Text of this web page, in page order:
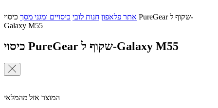
אתר פלאפון חנות לובי כיסויים ומגני מסך כיסוי PureGear שקוף ל-
Galaxy M55
כיסוי PureGear שקוף ל-Galaxy M55
המוצר אזל מהמלאי